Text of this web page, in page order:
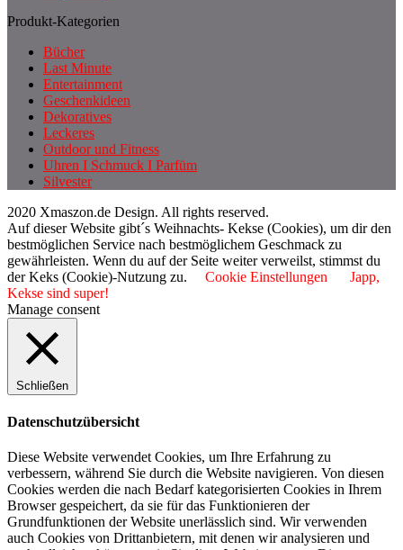
Produkt-Kategorien
Bücher
Last Minute
Entertainment
Geschenkideen
Dekoratives
Leckeres
Outdoor und Fitness
Uhren I Schmuck I Parfüm
Silvester
2020 Xmaszon.de Design. All rights reserved.
Auf dieser Website gibt´s Weihnachts- Kekse (Cookies), um dir den
bestmöglichen Service nach bestmöglichem Geschmack zu
gewährleisten. Wenn du auf der Seite weiter verweilst, stimmst du
der Keks (Cookie)-Nutzung zu.
Cookie Einstellungen
Japp,
Kekse sind super!
Manage consent
Schließen
Datenschutzübersicht
Diese Website verwendet Cookies, um Ihre Erfahrung zu
verbessern, während Sie durch die Website navigieren. Von diesen
Cookies werden die nach Bedarf kategorisierten Cookies in Ihrem
Browser gespeichert, da sie für das Funktionieren der
Grundfunktionen der Website unerlässlich sind. Wir verwenden
auch Cookies von Drittanbietern, mit denen wir analysieren und